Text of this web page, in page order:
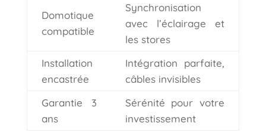
Domotique
compatible
Synchronisation
avec l’éclairage et
les stores
Installation
encastrée
Intégration parfaite,
câbles invisibles
Garantie 3
ans
Sérénité pour votre
investissement